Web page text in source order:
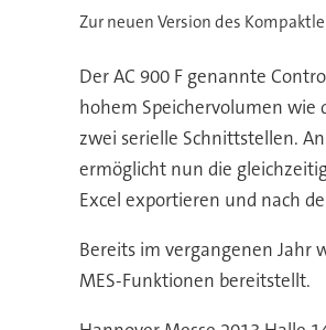
Zur neuen Version des
Der AC 900 F genannte
hohem Speichervolumen wie
zwei serielle Schnittstellen.
ermöglicht nun die
Excel exportieren und nach
Bereits im vergangenen Jahr
MES-Funktionen bereitstellt.